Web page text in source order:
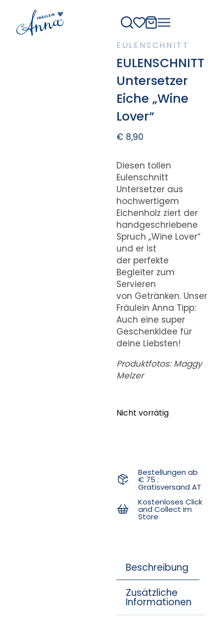
EULENSCHNITT
EULENSCHNITT
Untersetzer
Eiche „Wine
Lover“
€8,90
Diesen tollen
Eulenschnitt
Untersetzer aus
hochwertigem
Eichenholz ziert der
handgeschriebene
Spruch „Wine Lover“
und er ist
der perfekte
Begleiter zum
Servieren
von Getränken. Unser
Fräulein Anna Tipp:
Auch eine super
Geschenkidee für
deine Liebsten!
Produktfotos: Maggy
Melzer
Nicht vorrätig
Bestellungen ab
€ 75 :
Gratisversand AT
Kostenloses Click
and Collect im
Store
Beschreibung
Zusätzliche
Informationen